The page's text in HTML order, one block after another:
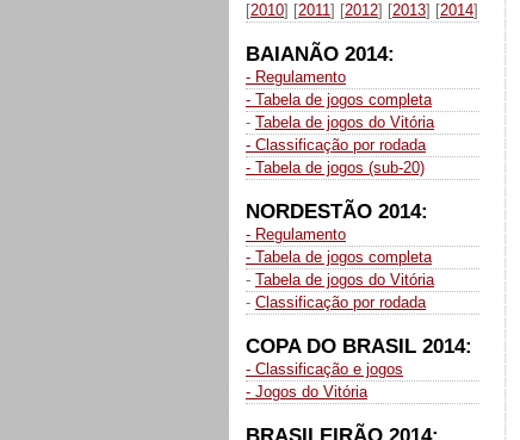
[2010] [2011] [2012] [2013] [2014]
BAIANÃO 2014:
- Regulamento
- Tabela de jogos completa
- Tabela de jogos do Vitória
- Classificação por rodada
- Tabela de jogos (sub-20)
NORDESTÃO 2014:
- Regulamento
- Tabela de jogos completa
- Tabela de jogos do Vitória
- Classificação por rodada
COPA DO BRASIL 2014:
- Classificação e jogos
- Jogos do Vitória